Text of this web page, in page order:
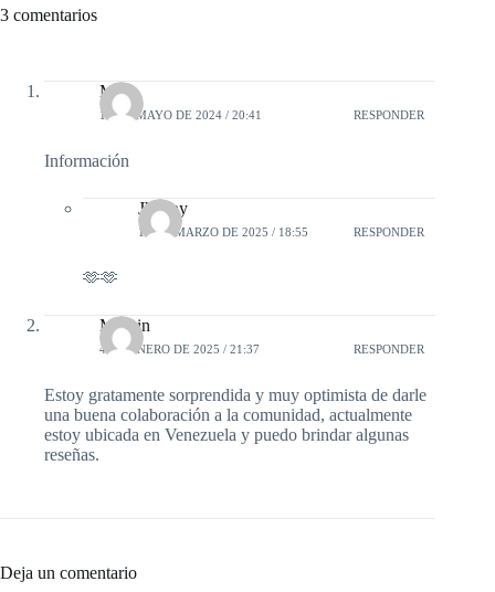
3 comentarios
Mari
13 DE MAYO DE 2024 / 20:41 RESPONDER
Información
Jhenny
14 DE MARZO DE 2025 / 18:55 RESPONDER
🫶🫶
Marvin
4 DE ENERO DE 2025 / 21:37 RESPONDER
Estoy gratamente sorprendida y muy optimista de darle
una buena colaboración a la comunidad, actualmente
estoy ubicada en Venezuela y puedo brindar algunas
reseñas.
Deja un comentario